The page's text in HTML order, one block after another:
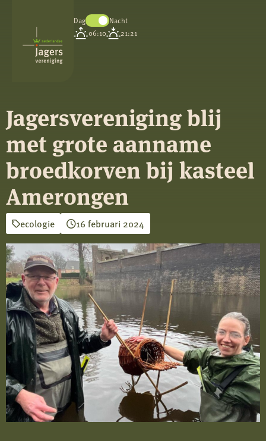
Koninklijke
Nederlandse
Jagersvereniging
Dag
Nacht
06:10
21:21
Jagersvereniging blij
met grote aanname
broedkorven bij kasteel
Amerongen
ecologie 16 februari 2024